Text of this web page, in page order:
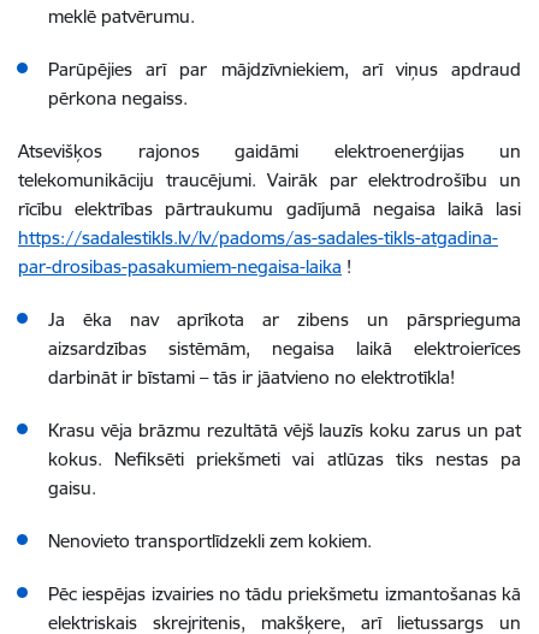
meklē patvērumu.
Parūpējies arī par mājdzīvniekiem, arī viņus apdraud
pērkona negaiss.
Atsevišķos rajonos gaidāmi elektroenerģijas un
telekomunikāciju traucējumi. Vairāk par elektrodrošību un
rīcību elektrības pārtraukumu gadījumā negaisa laikā lasi
https://sadalestikls.lv/lv/padoms/as-sadales-tikls-atgadina-
par-drosibas-pasakumiem-negaisa-laika !
Ja ēka nav aprīkota ar zibens un pārsprieguma
aizsardzības sistēmām, negaisa laikā elektroierīces
darbināt ir bīstami – tās ir jāatvieno no elektrotīkla!
Krasu vēja brāzmu rezultātā vējš lauzīs koku zarus un pat
kokus. Nefiksēti priekšmeti vai atlūzas tiks nestas pa
gaisu.
Nenovieto transportlīdzekli zem kokiem.
Pēc iespējas izvairies no tādu priekšmetu izmantošanas kā
elektriskais skrejritenis, makšķere, arī lietussargs un